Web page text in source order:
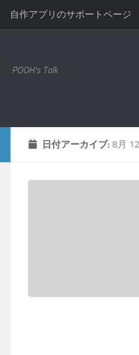
自作アプリのサポートページ
POOH's Talk
日付アーカイブ: 8月